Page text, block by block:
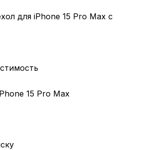
для iPhone 15 Pro Max с
15 Pro Max